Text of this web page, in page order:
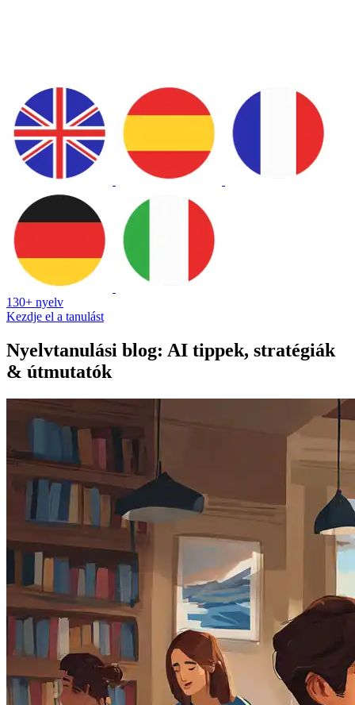
130+ nyelv
Kezdje el a tanulást
Nyelvtanulási blog: AI tippek, stratégiák
& útmutatók